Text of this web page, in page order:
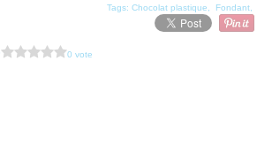
Tags: Chocolat plastique Fondant,
0 vote